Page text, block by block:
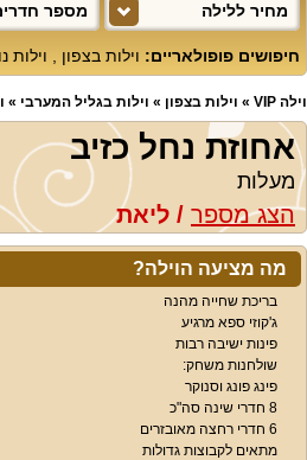
מספר מחיר ללילה
חיפושים פופולאריים: וילות בצפון וילות
וילה VIP » וילות בצפון » וילות בגליל המערבי »
אחוזת נחל כזיב
מעלות
הצג מספר / ליאת
מה מציעה הוילה?
בריכת שחייה מהנה
ג'קוזי ספא מרגיע
פינות ישיבה רבות
שולחנות משחק:
פינג פונג וסנוקר
8 חדרי שינה סה"כ
6 חדרי רחצה מאובזרים
מתאים לקבוצות גדולות